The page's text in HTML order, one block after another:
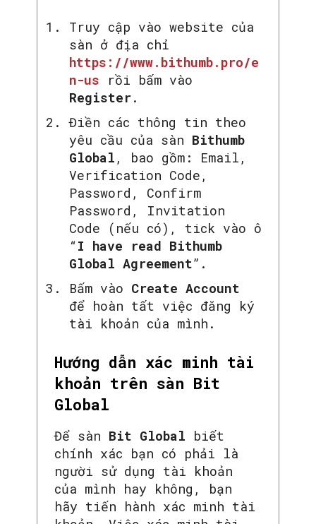
SEARCH...
Truy cập vào website của
sàn ở địa chỉ
https://www.bithumb.pro/e
n-us rồi bấm vào
Register.
Điền các thông tin theo
yêu cầu của sàn Bithumb
Global , bao gồm: Email,
Verification Code,
Password, Confirm
Password, Invitation
Code (nếu có), tick vào ô
“I have read Bithumb
Global Agreement”.
Bấm vào Create Account
để hoàn tất việc đăng ký
tài khoản của mình.
Hướng dẫn xác minh tài
khoản trên sàn Bit
Global
Để sàn Bit Global biết
chính xác bạn có phải là
người sử dụng tài khoản
của mình hay không, bạn
hãy tiến hành xác minh tài